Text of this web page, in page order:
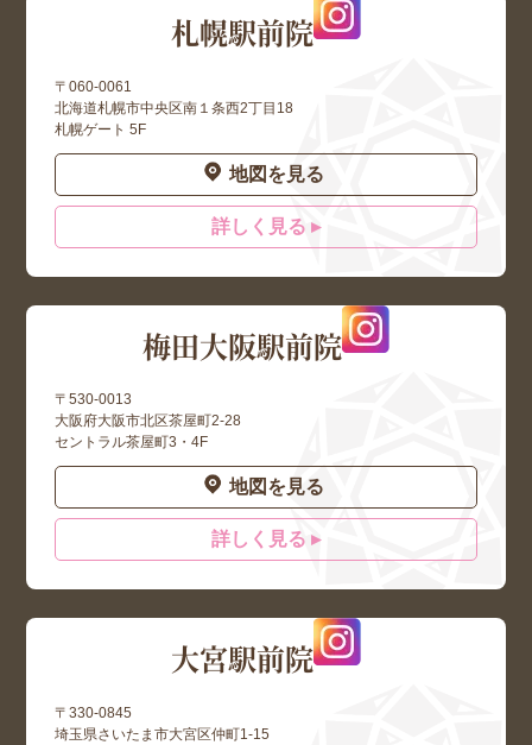
札幌駅前院
〒060-0061
北海道札幌市中央区南１条西2丁目18
札幌ゲート 5F
地図を見る
詳しく見る ▸
梅田大阪駅前院
〒530-0013
大阪府大阪市北区茶屋町2-28
セントラル茶屋町3・4F
地図を見る
詳しく見る ▸
大宮駅前院
〒330-0845
埼玉県さいたま市大宮区仲町1-15